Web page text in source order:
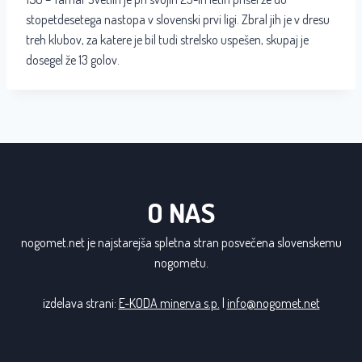
stopetdesetega nastopa v slovenski prvi ligi. Zbral jih je v dresu
treh klubov, za katere je bil tudi strelsko uspešen, skupaj je
dosegel že 13 golov.
O NAS
nogomet.net je najstarejša spletna stran posvečena slovenskemu
nogometu.
izdelava strani: E-KODA minerva s.p. info@nogomet.net